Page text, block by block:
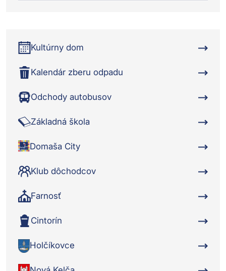
Kultúrny dom
Kalendár zberu odpadu
Odchody autobusov
Základná škola
Domaša City
Klub dôchodcov
Farnosť
Cintorín
Holčíkovce